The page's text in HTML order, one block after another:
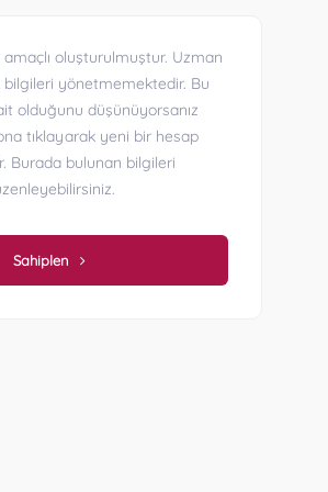
amaçlı oluşturulmuştur. Uzman
yönetmemektedir. Bu
olduğunu düşünüyorsanız
tıklayarak yeni bir hesap
Burada bulunan bilgileri
Sahiplen